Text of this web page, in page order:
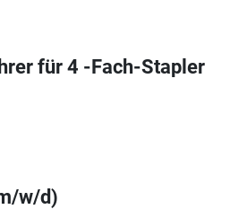
für 4 -Fach-Stapler
w/d)